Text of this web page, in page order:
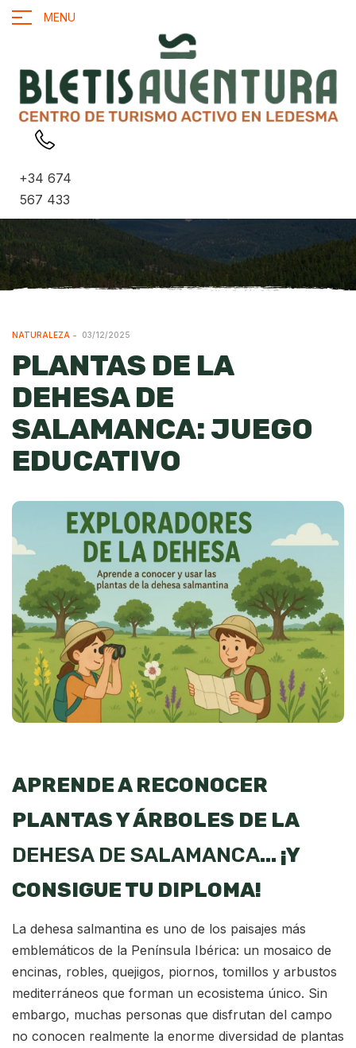
MENU
+34 674
567 433
NATURALEZA 03/12/2025
PLANTAS DE LA
DEHESA DE
SALAMANCA: JUEGO
EDUCATIVO
APRENDE A RECONOCER
PLANTAS Y ÁRBOLES DE LA
DEHESA DE SALAMANCA… ¡Y
CONSIGUE TU DIPLOMA!
La dehesa salmantina es uno de los paisajes más
emblemáticos de la Península Ibérica: un mosaico de
encinas, robles, quejigos, piornos, tomillos y arbustos
mediterráneos que forman un ecosistema único. Sin
embargo, muchas personas que disfrutan del campo
no conocen realmente la enorme diversidad de plantas